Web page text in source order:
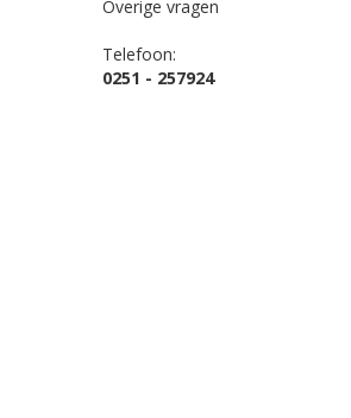
Overige vragen
Telefoon:
0251 - 257924